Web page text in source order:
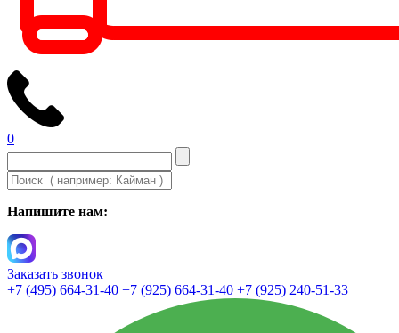
0
Напишите нам:
Заказать звонок
+7 (495) 664-31-40 +7 (925) 664-31-40 +7 (925) 240-51-33